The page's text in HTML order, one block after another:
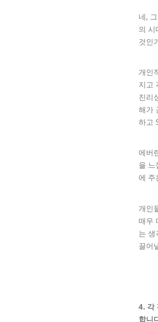
네,
의 시
것인
개인
지고
진리
해가
하고
에버
을 느
에 주
개인
매우
는 생
끌어
4. 각
합니